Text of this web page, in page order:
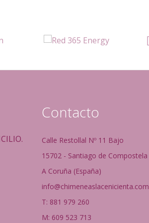
Contacto
Calle Restollal Nº 11 Bajo
15702 - Santiago de Compostela
A Coruña (España)
info@chimeneaslacenicienta.com
T: 881 979 260
M: 609 523 713